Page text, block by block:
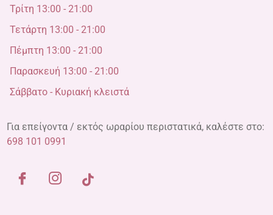
Τρίτη 13:00 - 21:00
Τετάρτη 13:00 - 21:00
Πέμπτη 13:00 - 21:00
Παρασκευή 13:00 - 21:00
Σάββατο - Κυριακή κλειστά
Για επείγοντα / εκτός ωραρίου περιστατικά, καλέστε στο:
698 101 0991